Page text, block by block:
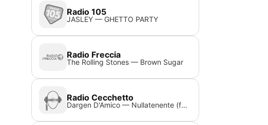
Radio 105
JASLEY — GHETTO PARTY
Radio Freccia
The Rolling Stones — Brown Sugar
Radio Cecchetto
Dargen D'Amico — Nullatenente (feat. Massimo Pericolo, Jake La Furia)